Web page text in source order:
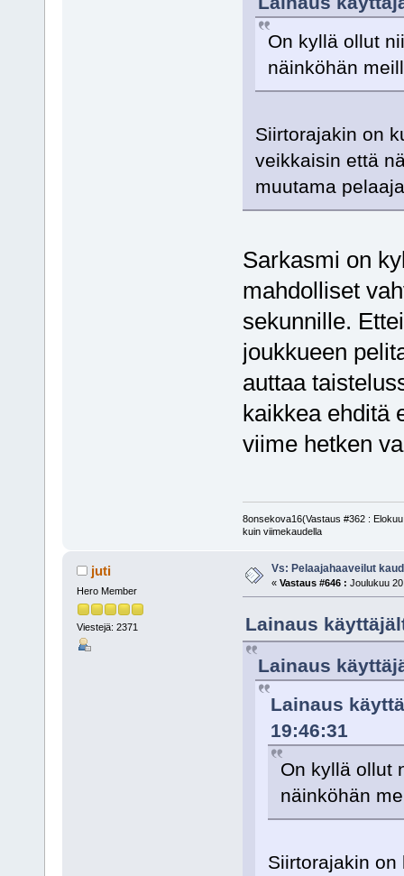
On kyllä ollut
näinköhän
Siirtorajakin on
veikkaisin että
muutama
Sarkasmi on
mahdolliset
sekunnille.
joukkueen
auttaa
kaikkea ehditä
viime hetken
8onsekova16(Vastaus #362 :
kuin viimekaudella
juti
Hero Member
Viestejä: 2371
Vs: Pelaajahaaveilut
« Vastaus #646 : Joulukuu
Lainaus
Lainaus
Lainaus
19:46:31
On kyllä ollut
näinköhän
Siirtorajakin